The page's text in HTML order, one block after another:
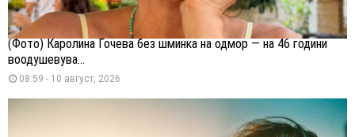
(Фото) Каролина Гочева без шминка на одмор — на 46 години
воодушевува...
08:59 - 10 август, 2026